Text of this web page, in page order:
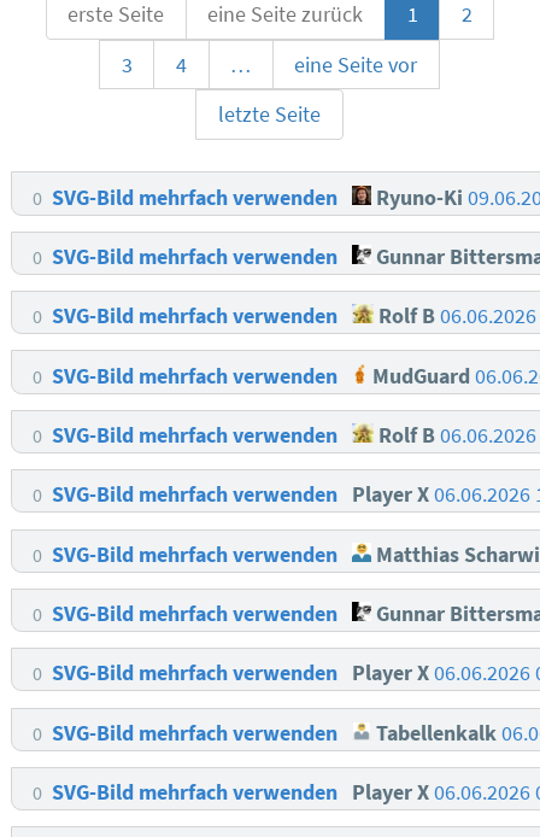
erste Seite eine Seite zurück 1
2
3
4 …
eine Seite vor
letzte Seite
0 SVG-Bild mehrfach verwenden Ryuno-Ki
0 SVG-Bild mehrfach verwenden Gunnar
0 SVG-Bild mehrfach verwenden Rolf B
0 SVG-Bild mehrfach verwenden MudGuard
0 SVG-Bild mehrfach verwenden Rolf B
0 SVG-Bild mehrfach verwenden Player X06.06.2026
0 SVG-Bild mehrfach verwenden Matthias
0 SVG-Bild mehrfach verwenden Gunnar
0 SVG-Bild mehrfach verwenden Player X06.06.2026
0 SVG-Bild mehrfach verwenden Tabellenkalk
0 SVG-Bild mehrfach verwenden Player X06.06.2026